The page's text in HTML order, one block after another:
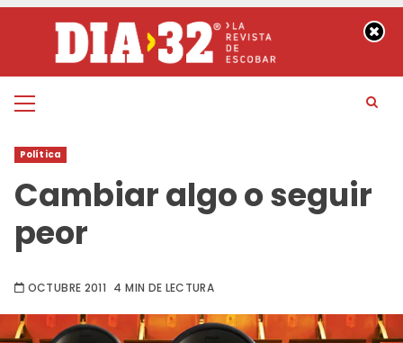
contenido
Menú
Política
Cambiar algo o seguir
peor
OCTUBRE 2011 4 MIN DE LECTURA